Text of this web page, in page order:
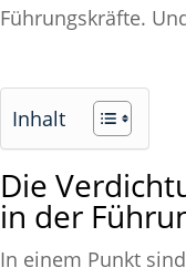
Führungskräfte.
Inhalt
Die
in der
In einem Punkt